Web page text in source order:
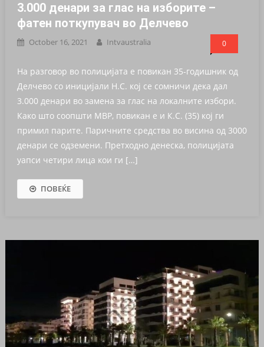
3.000 денари за глас на изборите –
фатен поткупувач во Делчево
October 16, 2021 Intvaustralia 0
На разговор во полицијата е повикан 35-годишник од
Делчево со иницијали Н.С. кој се сомничи дека дал
3.000 денари во замена за глас на локалните избори.
Како што соопшти МВР, повикан е и К.С. (35) кој ги
примил парите. Паричните средства во висина од 3000
денари се одземени. Претходно денеска, полицијата
уапси четири лица кои ги […]
ПОВЕЌЕ